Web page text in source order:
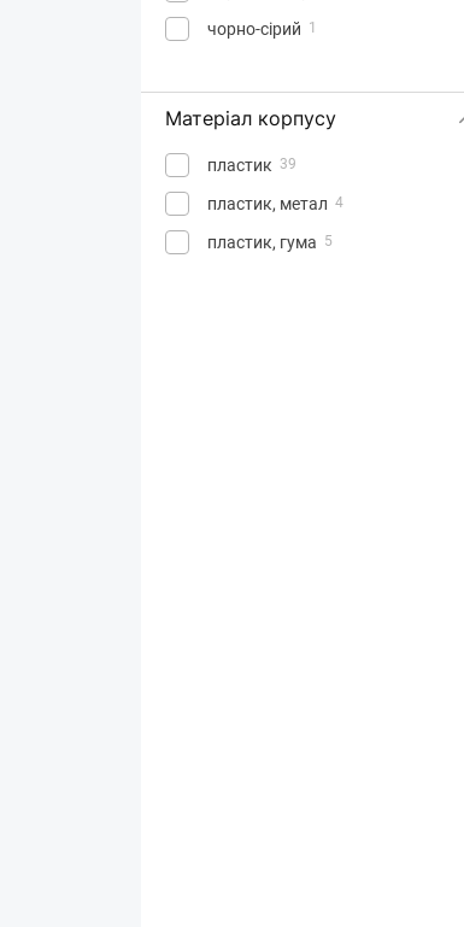
чорно-сірий 1
Матеріал корпусу
пластик 39
пластик, метал 4
пластик, гума 5